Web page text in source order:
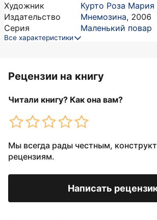
Художник
Курто Роза Мария
Издательство
Мнемозина, 2006
Серия
Маленький повар
Все характеристики
Рецензии на книгу
Читали книгу? Как она вам?
Мы всегда рады честным,
рецензиям.
Написать